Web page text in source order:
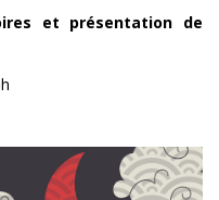
et présentation de